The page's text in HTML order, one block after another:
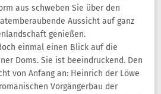
aus schweben Sie über den
Aussicht auf ganz
genießen.
einmal einen Blick auf die
Doms. Sie ist beeindruckend. Den
von Anfang an: Heinrich der Löwe
Vorgängerbau der